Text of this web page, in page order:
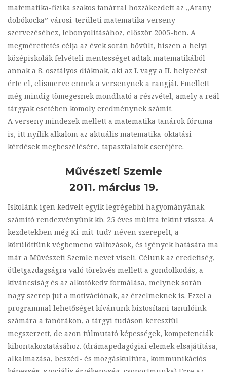
matematika-fizika szakos tanárral hozzákezdett az „Arany
dobókocka” városi-területi matematika verseny
szervezéséhez, lebonyolításához, először 2005-ben. A
megmérettetés célja az évek során bővült, hiszen a helyi
középiskolák felvételi mentességet adtak matematikából
annak a 8. osztályos diáknak, aki az I. vagy a II. helyezést
érte el, elismerve ennek a versenynek a rangját. Emellett
még mindig tömegesnek mondható a részvétel, amely a reál
tárgyak esetében komoly eredménynek számít.
A verseny mindezek mellett a matematika tanárok fóruma
is, itt nyílik alkalom az aktuális matematika-oktatási
kérdések megbeszélésére, tapasztalatok cseréjére.
Művészeti Szemle
2011. március 19.
Iskolánk igen kedvelt egyik legrégebbi hagyományának
számító rendezvényünk kb. 25 éves múltra tekint vissza. A
kezdetekben még Ki-mit-tud? néven szerepelt, a
körülöttünk végbemeno változások, és igények hatására ma
már a Művészeti Szemle nevet viseli. Célunk az eredetiség,
ötletgazdagságra való törekvés mellett a gondolkodás, a
kíváncsiság és az alkotókedv formálása, melynek során
nagy szerep jut a motivációnak, az érzelmeknek is. Ezzel a
programmal lehetőséget kívánunk biztosítani tanulóink
számára a tanórákon, a tárgyi tudáson keresztül
megszerzett, de azon túlmutató képességek, kompetenciák
kibontakoztatásához. (drámapedagógiai elemek elsajátítása,
alkalmazása, beszéd- és mozgáskultúra, kommunikációs